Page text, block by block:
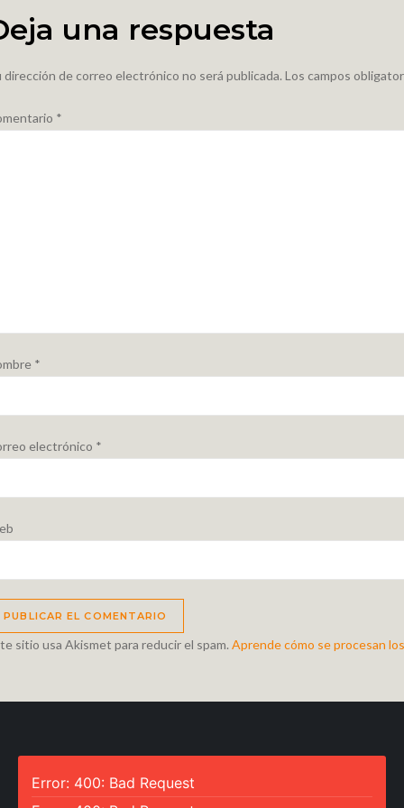
entradas
una respuesta
dirección de correo electrónico no será publicada. Los campos
*
*
electrónico *
sitio usa Akismet para reducir el spam.Aprende cómo se procesan
Error: 400: Bad Request